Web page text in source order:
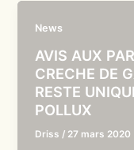
News
AVIS AUX
CRECHE DE
RESTE
POLLUX
Driss / 27 mars 2020